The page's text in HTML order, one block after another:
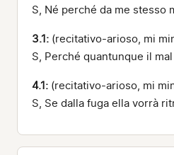
S, Né perché da me stesso
3.1: (recitativo-arioso, mi
S, Perché quantunque il
4.1: (recitativo-arioso, mi
S, Se dalla fuga ella vorrà